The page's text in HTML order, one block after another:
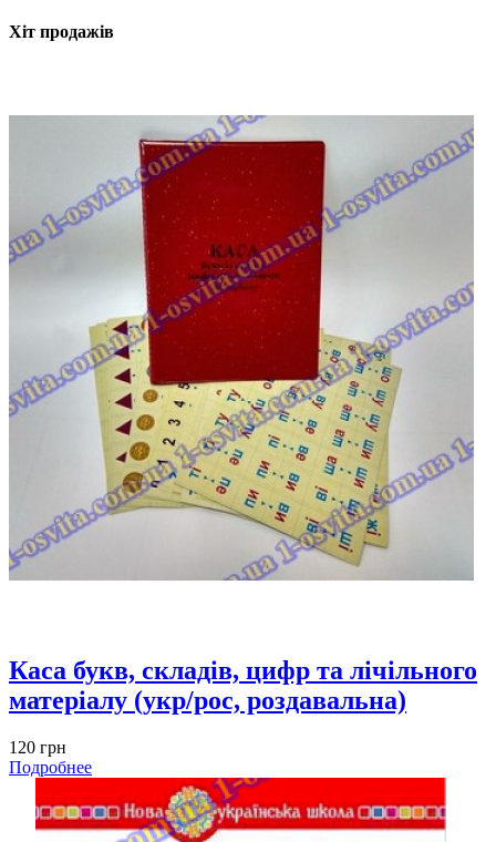
Хіт продажів
Каса букв, складів, цифр та лічільного
матеріалу (укр/рос, роздавальна)
120 грн
Подробнее